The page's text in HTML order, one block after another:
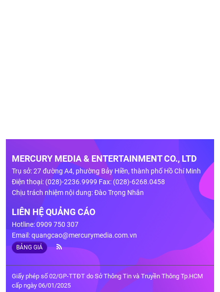
MERCURY MEDIA & ENTERTAINMENT CO., LTD
Trụ sở: 27 đường A4, phường Bảy Hiền, thành phố Hồ Chí Minh
Điện thoại: (028)-2236.9999 Fax: (028)-6268.0458
Chịu trách nhiệm nội dung: Đào Trọng Nhân
LIÊN HỆ QUẢNG CÁO
Hotline: 0909 750 307
Email:quangcao@mercurymedia.com.vn
BẢNG GIÁ
Giấy phép số 02/GP-TTĐT do Sở Thông Tin và Truyền Thông Tp.HCM
cấp ngày 06/01/2025